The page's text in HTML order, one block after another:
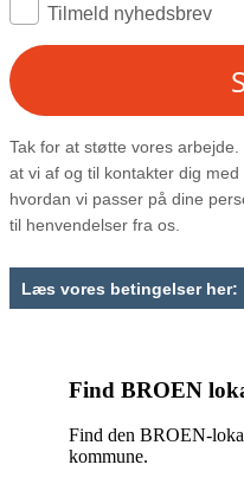
Find BROEN
Find den BROEN-
kommune.